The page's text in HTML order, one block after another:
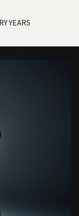
YEARS